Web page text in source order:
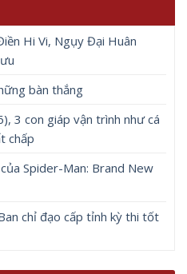
Hi Vi, Ngụy Đại Huân
bàn thắng
3 con giáp vận trình như cá
chấp
Spider-Man: Brand New
chỉ đạo cấp tỉnh kỳ thi tốt